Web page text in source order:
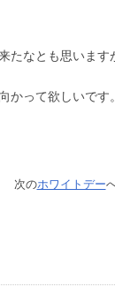
たなとも思います
かって欲しいです
次のホワイトデー